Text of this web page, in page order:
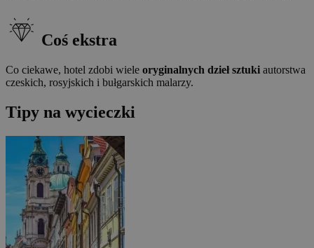
Coś ekstra
Co ciekawe, hotel zdobi wiele oryginalnych dzieł sztuki autorstwa
czeskich, rosyjskich i bułgarskich malarzy.
Tipy na wycieczki